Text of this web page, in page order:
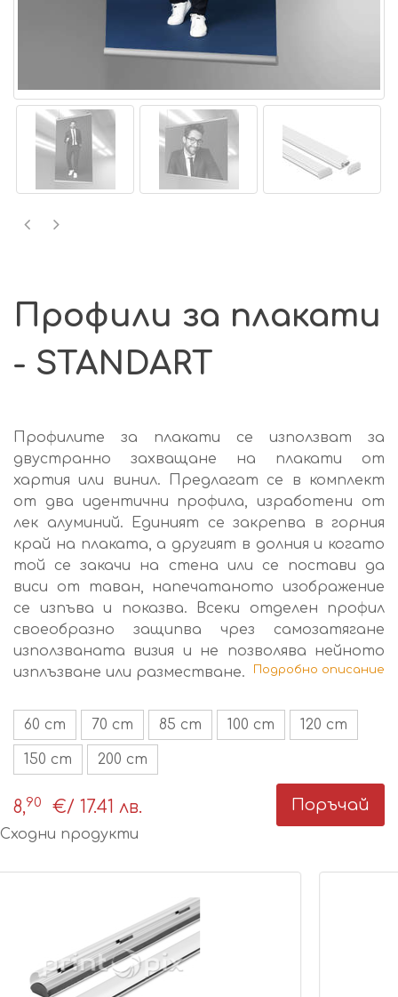
Профили за плакати
- STANDART
Профилите за плакати се използват за
двустранно захващане на плакати от
хартия или винил. Предлагат се в комплект
от два идентични профила, изработени от
лек алуминий. Единият се закрепва в горния
край на плаката, а другият в долния и когато
той се закачи на стена или се постави да
виси от таван, напечатаното изображение
се изпъва и показва. Всеки отделен профил
своеобразно защипва чрез самозатягане
използваната визия и не позволява нейното
изплъзване или разместване.
Подробно описание
60 cm 70 cm 85 cm 100 cm 120 cm
150 cm 200 cm
8,90 €/ 17.41 лв. Поръчай
Сходни продукти